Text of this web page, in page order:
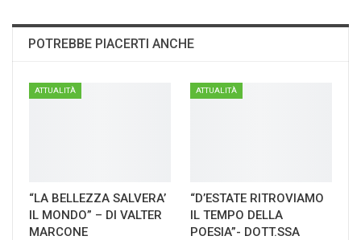
POTREBBE PIACERTI ANCHE
ATTUALITÀ
“LA BELLEZZA SALVERA’
IL MONDO” – DI VALTER
MARCONE
ATTUALITÀ
“D’ESTATE RITROVIAMO
IL TEMPO DELLA
POESIA”- DOTT.SSA